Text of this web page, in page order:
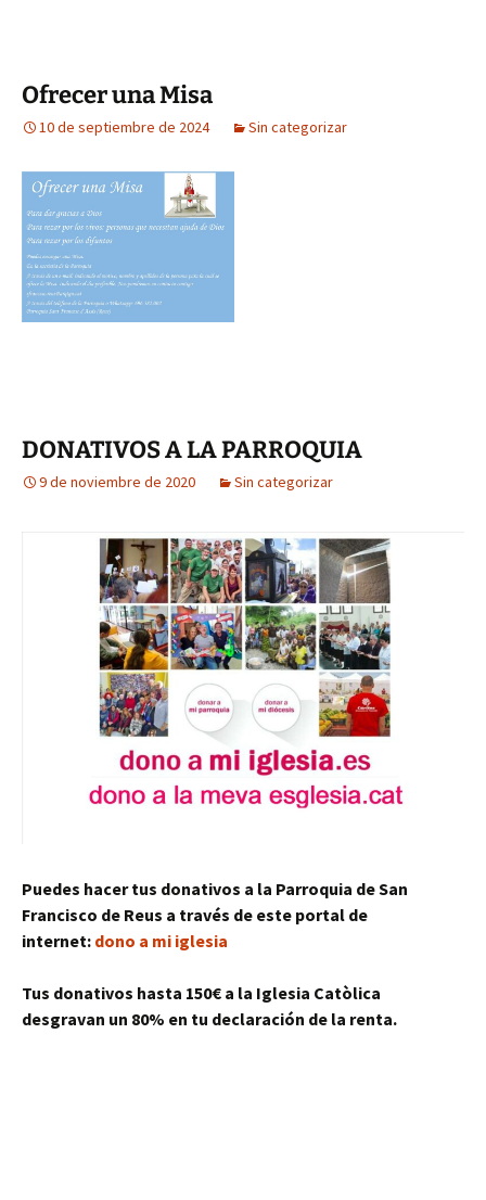
Ofrecer una Misa
10 de septiembre de 2024 Sin categorizar
DONATIVOS A LA PARROQUIA
9 de noviembre de 2020 Sin categorizar
Puedes hacer tus donativos a la Parroquia de San
Francisco de Reus a través de este portal de
internet: dono a mi iglesia
Tus donativos hasta 150€ a la Iglesia Catòlica
desgravan un 80% en tu declaración de la renta.